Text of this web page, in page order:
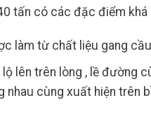
tấn có các đặc điểm khá
làm từ chất liệu gang
lộ lên trên lòng , lề đường
nhau cùng xuất hiện